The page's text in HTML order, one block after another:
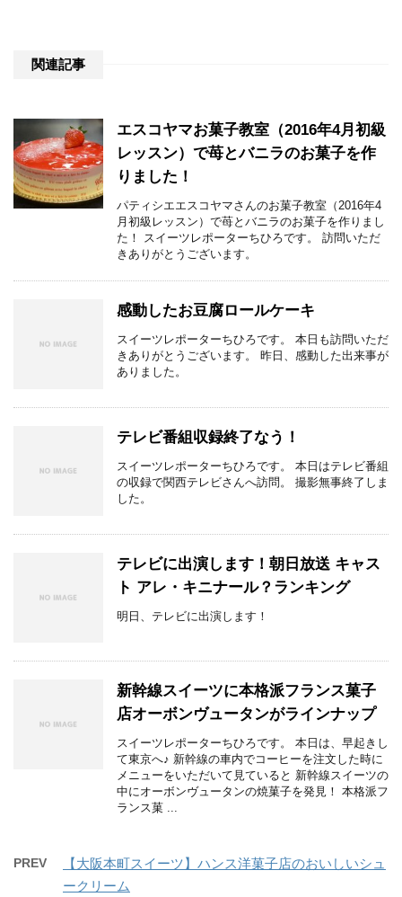
関連記事
エスコヤマお菓子教室（2016年4月初級
レッスン）で苺とバニラのお菓子を作
りました！
パティシエエスコヤマさんのお菓子教室（2016年4
月初級レッスン）で苺とバニラのお菓子を作りまし
た！ スイーツレポーターちひろです。 訪問いただ
きありがとうございます。
感動したお豆腐ロールケーキ
スイーツレポーターちひろです。 本日も訪問いただ
きありがとうございます。 昨日、感動した出来事が
ありました。
テレビ番組収録終了なう！
スイーツレポーターちひろです。 本日はテレビ番組
の収録で関西テレビさんへ訪問。 撮影無事終了しま
した。
テレビに出演します！朝日放送 キャス
ト アレ・キニナール？ランキング
明日、テレビに出演します！
新幹線スイーツに本格派フランス菓子
店オーボンヴュータンがラインナップ
スイーツレポーターちひろです。 本日は、早起きし
て東京へ♪ 新幹線の車内でコーヒーを注文した時に
メニューをいただいて見ていると 新幹線スイーツの
中にオーボンヴュータンの焼菓子を発見！ 本格派フ
ランス菓 ...
PREV
【大阪本町スイーツ】ハンス洋菓子店のおいしいシュ
ークリーム